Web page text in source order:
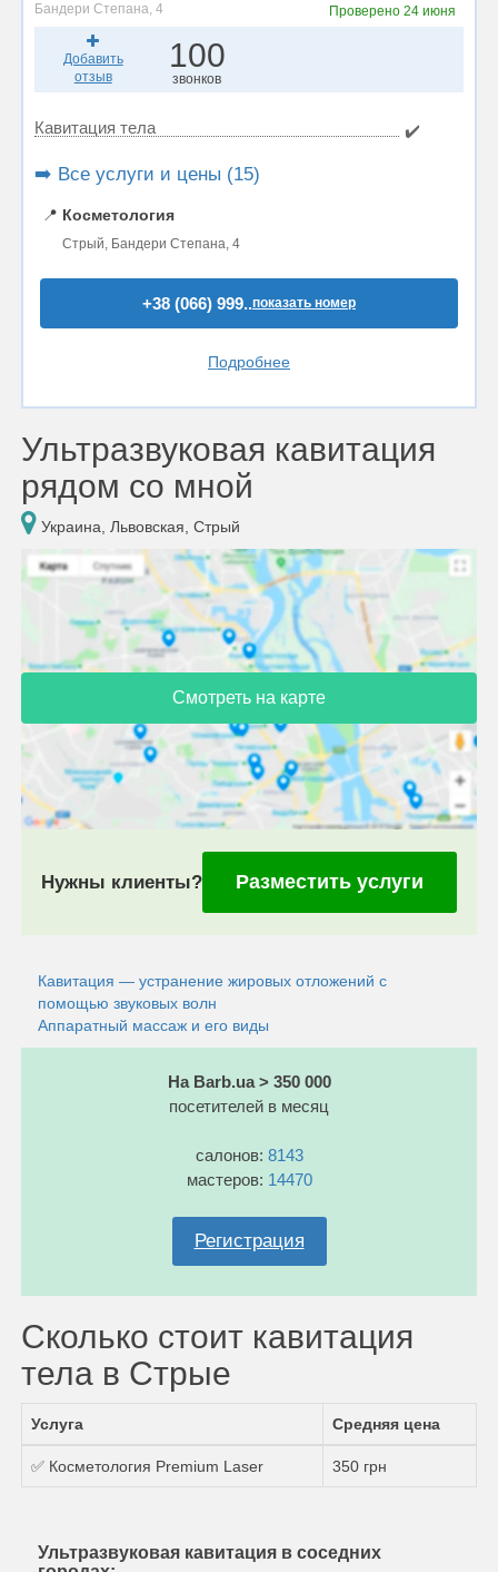
Бандери Степана, 4 Проверено 24 июня
Добавить
отзыв
100
звонков
Кавитация тела ✔️
➡️ Все услуги и цены (15)
📍 Косметология
Стрый, Бандери Степана, 4
+38 (066) 999..показать номер
Подробнее
Ультразвуковая кавитация
рядом со мной
Украина, Львовская, Стрый
Смотреть на карте
Нужны клиенты? Разместить услуги
Кавитация — устранение жировых отложений с
помощью звуковых волн
Аппаратный массаж и его виды
На Barb.ua > 350 000
посетителей в месяц
салонов: 8143
мастеров: 14470
Регистрация
Сколько стоит кавитация
тела в Стрые
Услуга Средняя цена
✅ Косметология Premium Laser 350 грн
Ультразвуковая кавитация в соседних